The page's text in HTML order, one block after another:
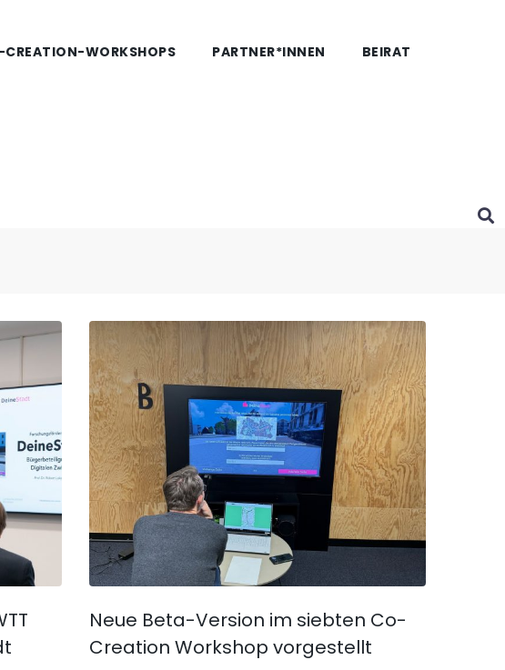
WORKSHOPS PARTNER*INNEN BEIRAT
Neue Beta-Version im siebten Co-
Creation Workshop vorgestellt